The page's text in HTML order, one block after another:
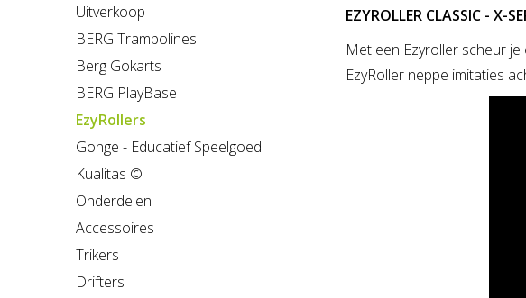
Uitverkoop
BERG Trampolines
Berg Gokarts
BERG PlayBase
EzyRollers
Gonge - Educatief Speelgoed
Kualitas ©
Onderdelen
Accessoires
Trikers
Drifters
EZYROLLER CLASSIC - X-
Met een Ezyroller scheur
EzyRoller neppe imitaties